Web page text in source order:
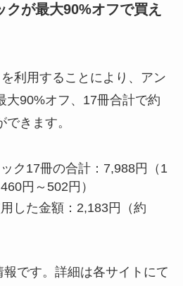
クが最大90%オフで買え
利用することにより、 アン
大90%オフ 、 17冊合計で約
きます。
ク17冊の合計：7,988円（1
円～502円）
した金額：2,183円（約
です。詳細は各サイトにて